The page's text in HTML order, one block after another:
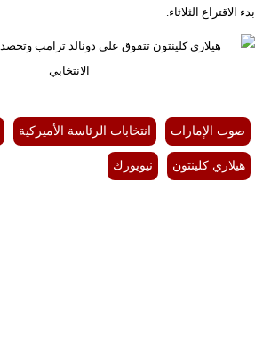
بدء الاقتراع الثلاثاء.
صوت الإمارات انتخابات الرئاسة الأميركية
هيلاري كلينتون نيويورك